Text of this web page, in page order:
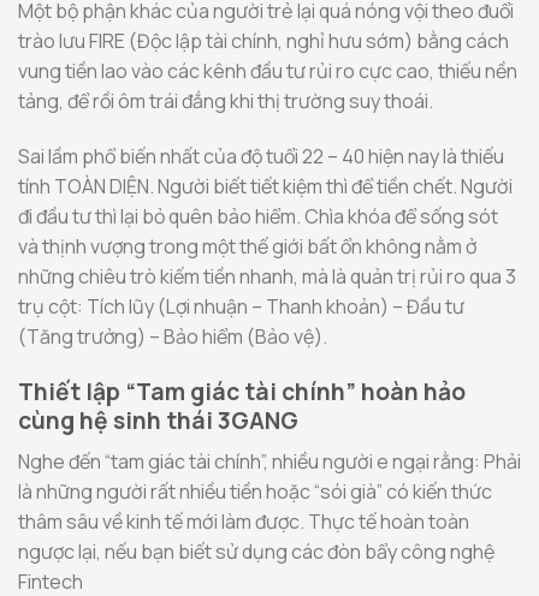
Một bộ phận khác của người trẻ lại quá nóng vội theo đuổi
trào lưu FIRE (Độc lập tài chính, nghỉ hưu sớm) bằng cách
vung tiền lao vào các kênh đầu tư rủi ro cực cao, thiếu nền
tảng, để rồi ôm trái đắng khi thị trường suy thoái.
Sai lầm phổ biến nhất của độ tuổi 22 – 40 hiện nay là thiếu
tính TOÀN DIỆN. Người biết tiết kiệm thì để tiền chết. Người
đi đầu tư thì lại bỏ quên bảo hiểm. Chìa khóa để sống sót
và thịnh vượng trong một thế giới bất ổn không nằm ở
những chiêu trò kiếm tiền nhanh, mà là quản trị rủi ro qua 3
trụ cột: Tích lũy (Lợi nhuận – Thanh khoản) – Đầu tư
(Tăng trưởng) – Bảo hiểm (Bảo vệ).
Thiết lập “Tam giác tài chính” hoàn hảo
cùng hệ sinh thái 3GANG
Nghe đến “tam giác tài chính”, nhiều người e ngại rằng: Phải
là những người rất nhiều tiền hoặc “sói già” có kiến thức
thâm sâu về kinh tế mới làm được. Thực tế hoàn toàn
ngược lại, nếu bạn biết sử dụng các đòn bẩy công nghệ
Fintech